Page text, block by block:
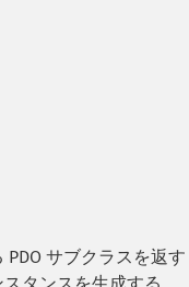
サブクラスを返す